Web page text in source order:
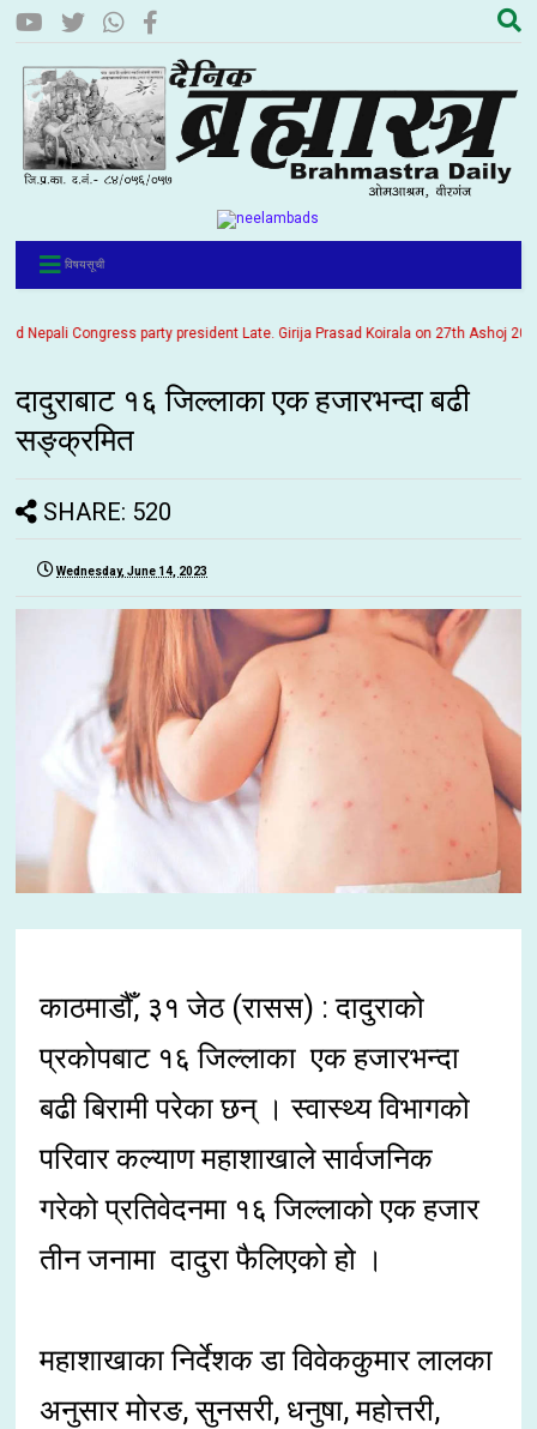
विषयसूची
Congress party president Late. Girija Prasad Koirala on 27th Ashoj
दादुराबाट १६ जिल्लाका एक हजारभन्दा बढी
सङ्क्रमित
SHARE: 520
Wednesday, June 14, 2023
काठमाडौँ, ३१ जेठ (रासस) : दादुराको
प्रकोपबाट १६ जिल्लाका एक हजारभन्दा
बढी बिरामी परेका छन् । स्वास्थ्य विभागको
परिवार कल्याण महाशाखाले सार्वजनिक
गरेको प्रतिवेदनमा १६ जिल्लाको एक हजार
तीन जनामा दादुरा फैलिएको हो ।
महाशाखाका निर्देशक डा विवेककुमार लालका
अनुसार मोरङ, सुनसरी, धनुषा, महोत्तरी,